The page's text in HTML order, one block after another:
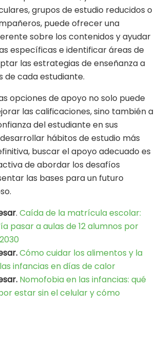
grupos de estudio reducidos o
puede ofrecer una
sobre los contenidos y ayudar
específicas e identificar áreas de
las estrategias de enseñanza a
de cada estudiante.
opciones de apoyo no solo puede
las calificaciones, sino también a
del estudiante en sus
hábitos de estudio más
buscar el apoyo adecuado es
de abordar los desafíos
las bases para un futuro
. Caída de la matrícula escolar:
pasar a aulas de 12 alumnos por
Cómo cuidar los alimentos y la
infancias en días de calor
Nomofobia en las infancias: qué
estar sin el celular y cómo